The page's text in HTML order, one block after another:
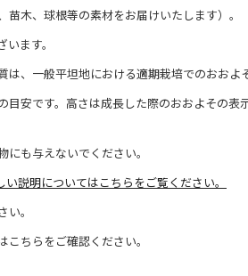
木、球根等の素材をお届けいたします）。
ます。
、一般平坦地における適期栽培でのおおよそ
安です。高さは成長した際のおおよその表
も与えないでください。
い説明についてはこちらをご覧ください。
い。
こちらをご確認ください。